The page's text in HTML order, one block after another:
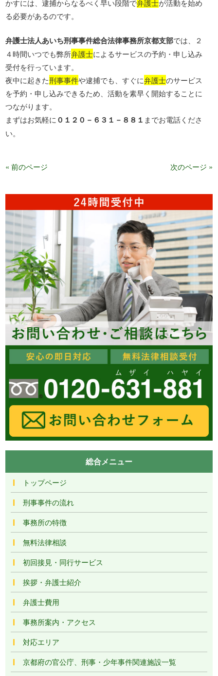
かすには、逮捕からなるべく早い段階で弁護士が活動を始め
る必要があるのです。
弁護士法人あいち刑事事件総合法律事務所京都支部では、２
４時間いつでも弊所弁護士によるサービスの予約・申し込み
受付を行っています。
夜中に起きた刑事事件や逮捕でも、すぐに弁護士のサービス
を予約・申し込みできるため、活動を素早く開始することに
つながります。
まずはお気軽に ０１２０－６３１－８８１ までお電話くださ
い。
« 前のページ 次のページ »
総合メニュー
トップページ
刑事事件の流れ
事務所の特徴
無料法律相談
初回接見・同行サービス
挨拶・弁護士紹介
弁護士費用
事務所案内・アクセス
対応エリア
京都府の官公庁、刑事・少年事件関連施設一覧